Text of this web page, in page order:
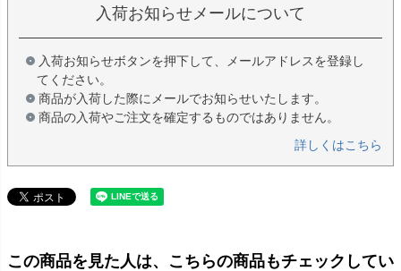
入荷お知らせメールについて
入荷お知らせボタンを押下して、メールアドレスを登録し
てください。
商品が入荷した際にメールでお知らせいたします。
商品の入荷やご注文を確定するものではありません。
詳しくはこちら
この商品を見た人は、こちらの商品もチェックしてい